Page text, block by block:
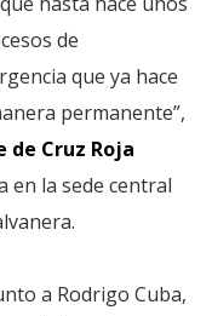
de
que ya hace
permanente”,
Cruz Roja
en la sede central
a Rodrigo Cuba,